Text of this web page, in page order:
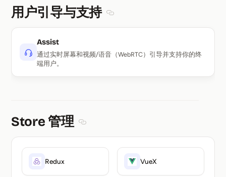
用户引导与支持
Assist
通过实时屏幕和视频/语音（WebRTC）引导并支持你的终
端用户。
Store 管理
Redux VueX